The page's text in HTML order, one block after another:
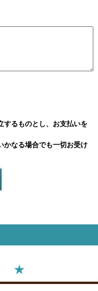
するものとし、お支払いを
かなる場合でも一切お受け